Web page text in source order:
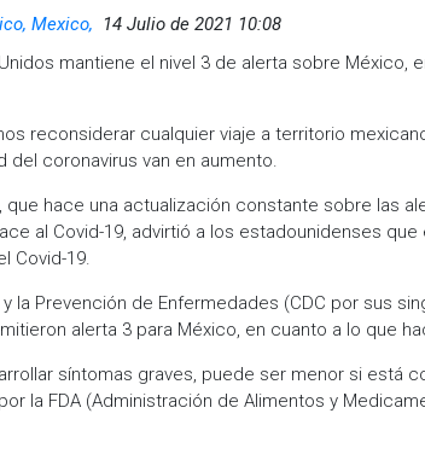
Mexico,
14 Julio de 2021 10:08
mantiene el nivel 3 de alerta sobre México,
reconsiderar cualquier viaje a territorio
coronavirus van en aumento.
que hace una actualización constante sobre las
al Covid-19, advirtió a los estadounidenses
Covid-19.
la Prevención de Enfermedades (CDC por sus
alerta 3 para México, en cuanto a lo que
síntomas graves, puede ser menor si está
la FDA (Administración de Alimentos y